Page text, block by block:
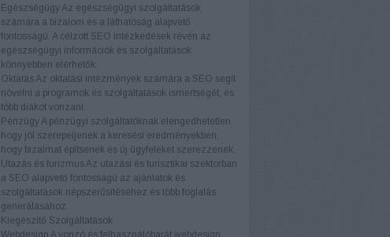
EgészségügyAz egészségügyi szolgáltatások
számára a bizalom és a láthatóság alapvető
fontosságú. A célzott SEO intézkedések révén az
egészségügyi információk és szolgáltatások
könnyebben elérhetők.
OktatásAz oktatási intézmények számára a SEO segít
növelni a programok és szolgáltatások ismertségét, és
több diákot vonzani.
PénzügyA pénzügyi szolgáltatóknak elengedhetetlen,
hogy jól szerepeljenek a keresési eredményekben,
hogy bizalmat építsenek és új ügyfeleket szerezzenek.
Utazás és turizmusAz utazási és turisztikai szektorban
a SEO alapvető fontosságú az ajánlatok és
szolgáltatások népszerűsítéséhez és több foglalás
generálásához.
Kiegészítő Szolgáltatások
Webdesign A vonzó és felhasználóbarát webdesign